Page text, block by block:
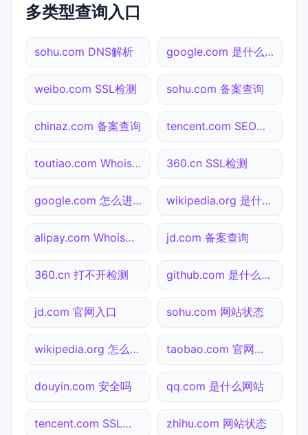
多类型查询入口
sohu.com DNS解析 google.com 是什么网站
weibo.com SSL检测 sohu.com 备案查询
chinaz.com 备案查询 tencent.com SEO体检
toutiao.com Whois查询 360.cn SSL检测
google.com 怎么进入 wikipedia.org 是什么网站
alipay.com Whois查询 jd.com 备案查询
360.cn 打不开检测 github.com 是什么网站
jd.com 官网入口 sohu.com 网站状态
wikipedia.org 怎么进入 taobao.com 官网入口
douyin.com 安全吗 qq.com 是什么网站
tencent.com SSL检测 zhihu.com 网站状态